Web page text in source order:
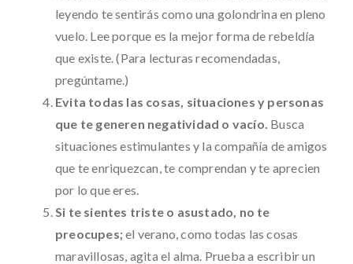
leyendo te sentirás como una golondrina en pleno
vuelo. Lee porque es la mejor forma de rebeldía
que existe. (Para lecturas recomendadas,
pregúntame.)
Evita todas las cosas, situaciones y personas
que te generen negatividad o vacío. Busca
situaciones estimulantes y la compañía de amigos
que te enriquezcan, te comprendan y te aprecien
por lo que eres.
Si te sientes triste o asustado, no te
preocupes;el verano, como todas las cosas
maravillosas, agita el alma. Prueba a escribir un